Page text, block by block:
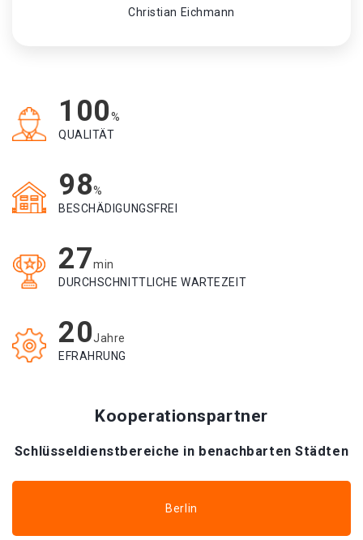
Christian Eichmann
100%
QUALITÄT
98%
BESCHÄDIGUNGSFREI
27min
DURCHSCHNITTLICHE WARTEZEIT
20Jahre
EFRAHRUNG
Kooperationspartner
Schlüsseldienstbereiche in benachbarten Städten
Berlin